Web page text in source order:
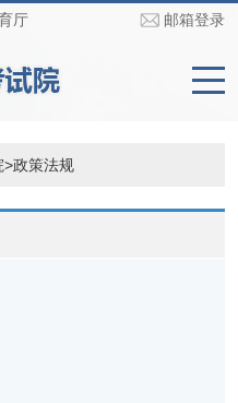
厅 邮箱登录
>政策法规